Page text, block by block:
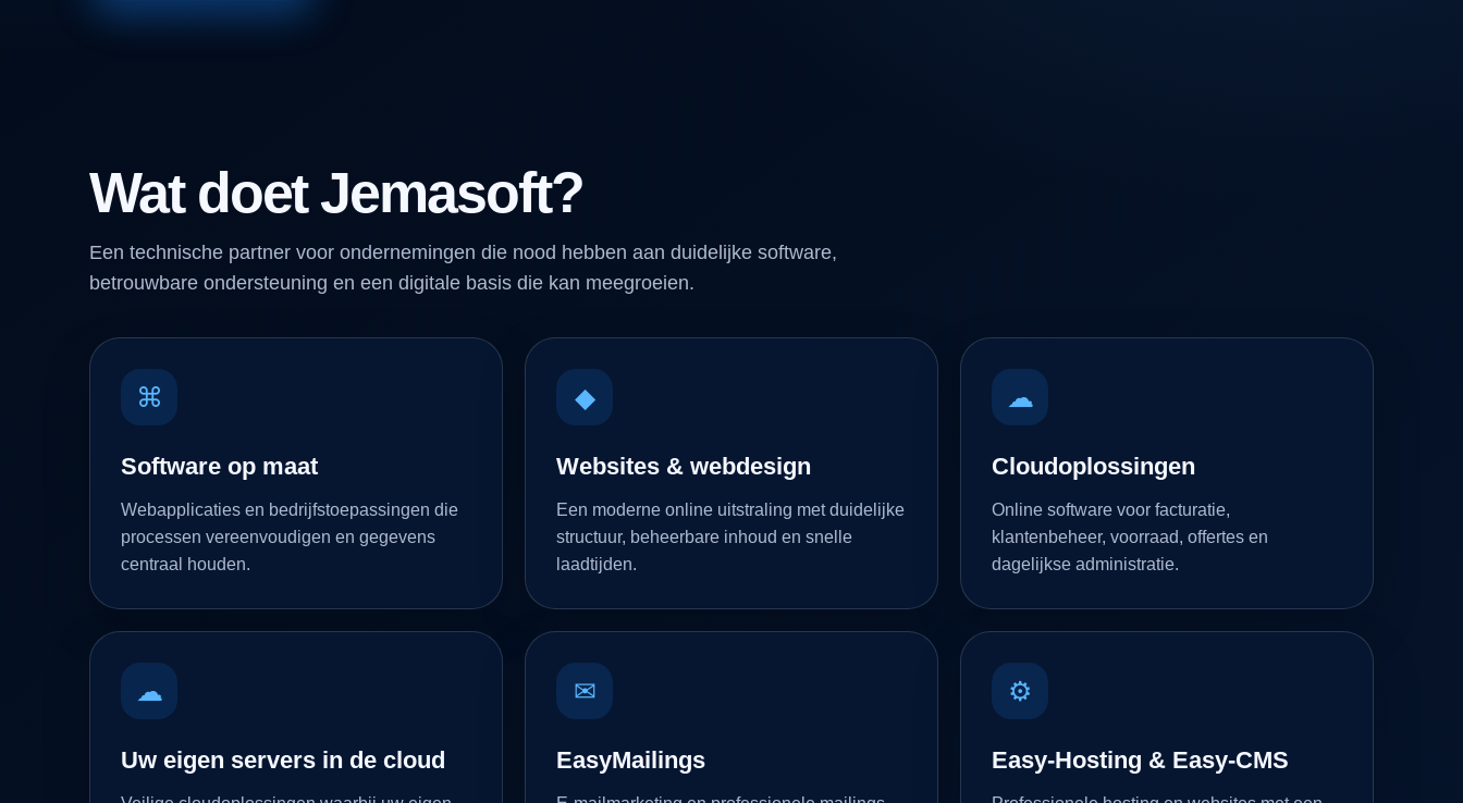
Wat doet Jemasoft?
Een technische partner voor ondernemingen die nood hebben aan duidelijke software,
betrouwbare ondersteuning en een digitale basis die kan meegroeien.
⌘
Software op maat
Webapplicaties en bedrijfstoepassingen die
processen vereenvoudigen en gegevens
centraal houden.
◆
Websites & webdesign
Een moderne online uitstraling met duidelijke
structuur, beheerbare inhoud en snelle
laadtijden.
☁
Cloudoplossingen
Online software voor facturatie,
klantenbeheer, voorraad, offertes en
dagelijkse administratie.
☁
Uw eigen servers in de cloud
✉
EasyMailings
⚙
Easy-Hosting & Easy-CMS